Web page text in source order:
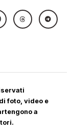
foto, video e
a